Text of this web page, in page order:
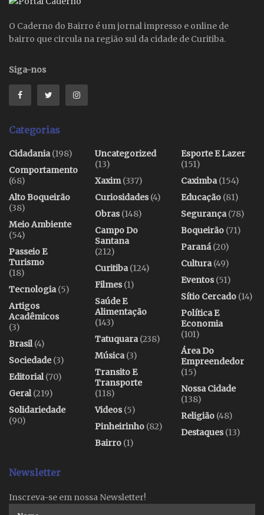
O Caderno do Bairro é um jornal impresso e online de
bairro que circula na região sul da cidade de Curitiba.
Siga-nos
Categorias
Cidadania(198)
Comportamento
(68)
Alto Boqueirão
(38)
Meio Ambiente
(54)
Passeio E
Turismo
(18)
Tecnologia(5)
Artigos
Acadêmicos
(3)
Brasil(4)
Sociedade(3)
Editorial(70)
Geral(219)
Solidariedade
(90)
Uncategorized
(13)
Xaxim(337)
Curiosidades(4)
Obras(148)
Campo Do
Santana
(212)
Curitiba(124)
Filmes(1)
Saúde E
Alimentação
(143)
Tatuquara(238)
Música(3)
Transito E
Transporte
(118)
Videos(5)
Pinheirinho (82)
Bairro (1)
Esporte E Lazer
(151)
Caximba(154)
Educação (81)
Segurança(78)
Boqueirão (71)
Paraná(20)
Cultura(49)
Eventos(51)
Sítio Cercado (14)
Política E
Economia
(101)
Área Do
Empreendedor
(15)
Nossa Cidade
(138)
Religião (48)
Destaques(13)
Newsletter
Inscreva-se em nossa Newsletter!